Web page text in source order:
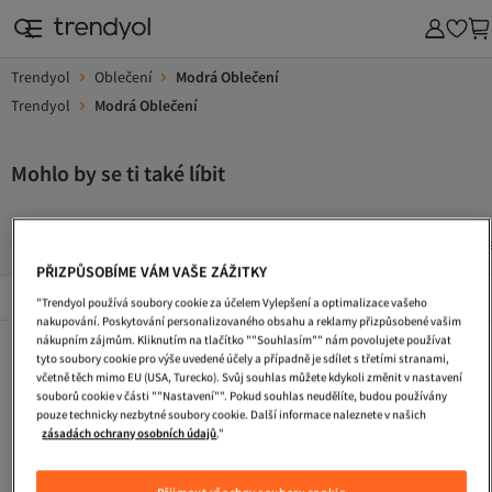
Trendyol Oblečení
Modrá Oblečení
Trendyol
Modrá Oblečení
Mohlo by se ti také líbit
Popularni Značky Zobrazit vše
Dlouhe Vecerni Saty Pletene Saty
Saty S Flitry
Kabelka
Plazova Taska
Tasky Pres Rameno
Koktejlove Saty
Turisticke Boty
Maxi Saty
PŘIZPŮSOBÍME VÁM VAŠE ZÁŽITKY
"Trendyol používá soubory cookie za účelem Vylepšení a optimalizace vašeho
nakupování. Poskytování personalizovaného obsahu a reklamy přizpůsobené vašim
nákupním zájmům. Kliknutím na tlačítko ""Souhlasím"" nám povolujete používat
tyto soubory cookie pro výše uvedené účely a případně je sdílet s třetími stranami,
včetně těch mimo EU (USA, Turecko). Svůj souhlas můžete kdykoli změnit v nastavení
souborů cookie v části ""Nastavení"". Pokud souhlas neudělíte, budou používány
pouze technicky nezbytné soubory cookie. Další informace naleznete v našich
zásadách ochrany osobních údajů."